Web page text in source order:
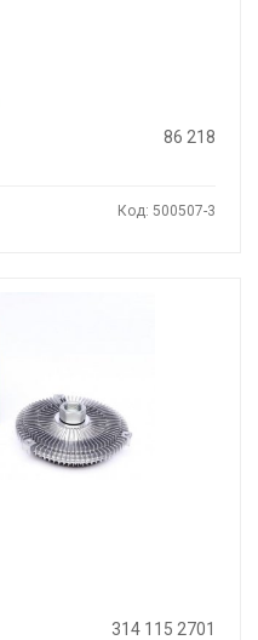
86 218
Код: 500507-3
314 115 2701